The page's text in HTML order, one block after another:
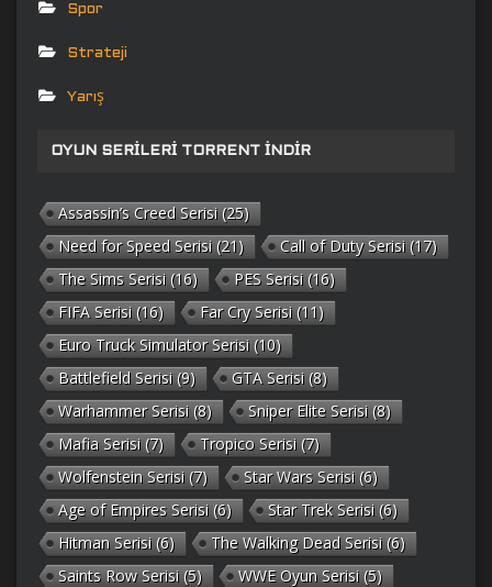
Spor
Strateji
Yarış
OYUN SERILERI TORRENT İNDIR
Assassin’s Creed Serisi (25)
Need for Speed Serisi (21) Call of Duty Serisi (17)
The Sims Serisi (16) PES Serisi (16)
FIFA Serisi (16) Far Cry Serisi (11)
Euro Truck Simulator Serisi (10)
Battlefield Serisi (9) GTA Serisi (8)
Warhammer Serisi (8) Sniper Elite Serisi (8)
Mafia Serisi (7) Tropico Serisi (7)
Wolfenstein Serisi (7) Star Wars Serisi (6)
Age of Empires Serisi (6) Star Trek Serisi (6)
Hitman Serisi (6) The Walking Dead Serisi (6)
Saints Row Serisi (5) WWE Oyun Serisi (5)